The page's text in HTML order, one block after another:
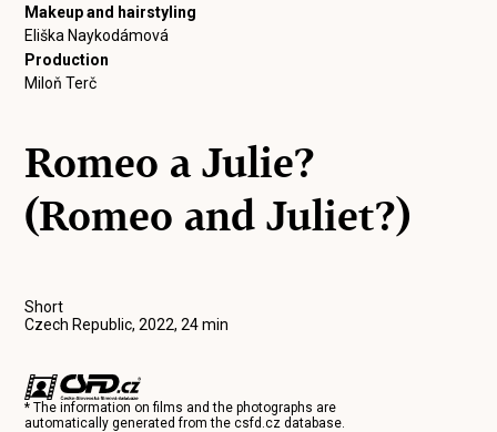
Makeup and hairstyling
Eliška Naykodámová
Production
Miloň Terč
Romeo a Julie?
(Romeo and Juliet?)
Short
Czech Republic, 2022, 24 min
* The information on films and the photographs are
automatically generated from thecsfd.cz database.